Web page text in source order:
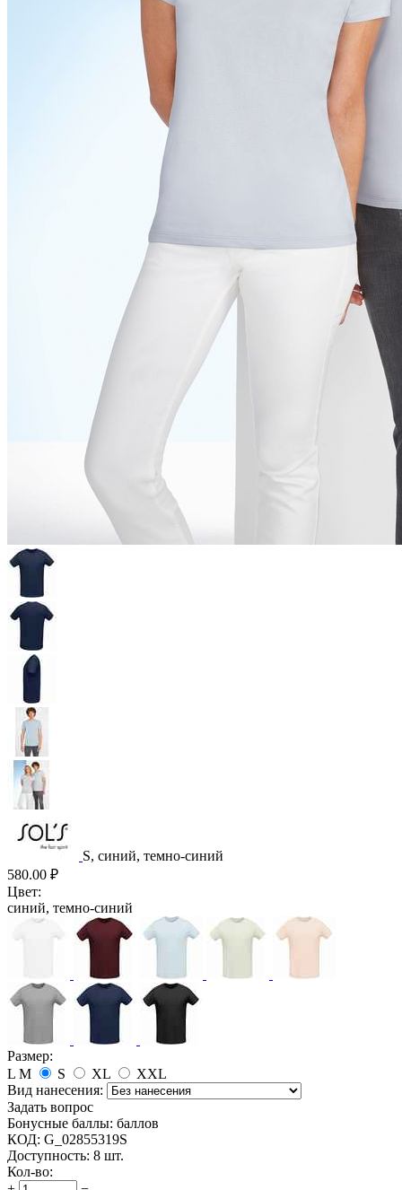
S, синий, темно-синий
580.00 ₽
Цвет:
синий, темно-синий
Размер:
L M S XL
XXL
Вид нанесения:
Задать вопрос
Бонусные баллы: баллов
КОД: G_02855319S
Доступность: 8 шт.
Кол-во: